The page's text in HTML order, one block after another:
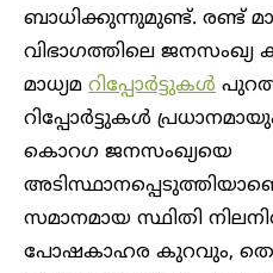
ബാധിക്കുന്നുമുണ്ട്. രണ്ട്
വിഭാഗത്തിലെ
മാധ്യമ റിപ്പോ‍ർട്ടുകൾ
റിപ്പോ‍ർട്ടുകൾ
കൊറഗ ജനസംഖ്യയെ
സമാനമായ സ്ഥിതി
പോഷകാഹര കുറവും,